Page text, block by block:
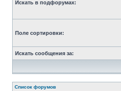
Искать в подфорумах:
Поле сортировки:
Искать сообщения за:
Список форумов